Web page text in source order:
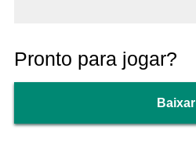
Pronto para jogar?
Baixar